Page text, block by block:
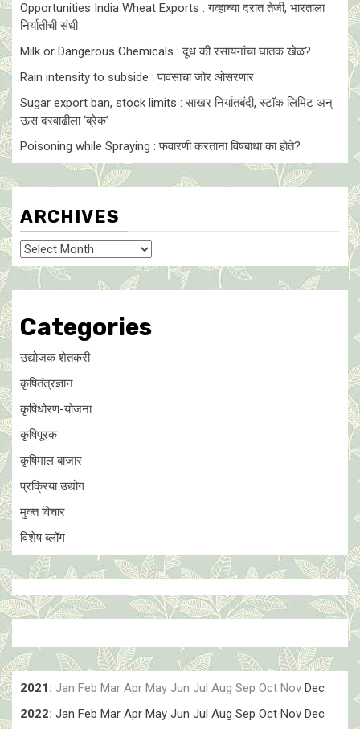
Opportunities India Wheat Exports : गव्हाच्या दरात तेजी, भारताला
निर्यातीची संधी
Milk or Dangerous Chemicals : दूध की रसायनांचा घातक खेळ?
Rain intensity to subside : पावसाचा जोर ओसरणार
Sugar export ban, stock limits : साखर निर्यातबंदी, स्टॉक लिमिट अन्
ऊस दरवाढीला ‘ब्रेक’
Poisoning while Spraying : फवारणी करताना विषबाधा का हाेते?
ARCHIVES
Archives
Categories
उद्योजक शेतकरी
कृषितंत्रज्ञान
कृषिधोरण-योजना
कृषिपूरक
कृषिमाल बाजार
प्रक्रिया उद्योग
मुक्त विचार
विशेष ब्लॉग
2021 : Jan Feb Mar Apr May Jun Jul Aug Sep Oct Nov Dec
2022: Jan Feb Mar Apr May Jun Jul Aug Sep Oct Nov Dec